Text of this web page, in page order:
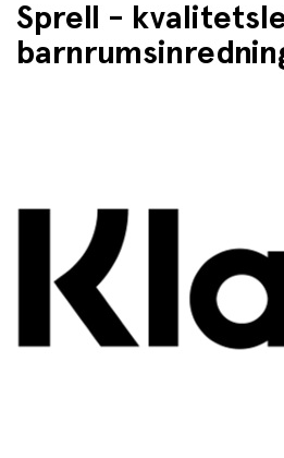
Sprell -